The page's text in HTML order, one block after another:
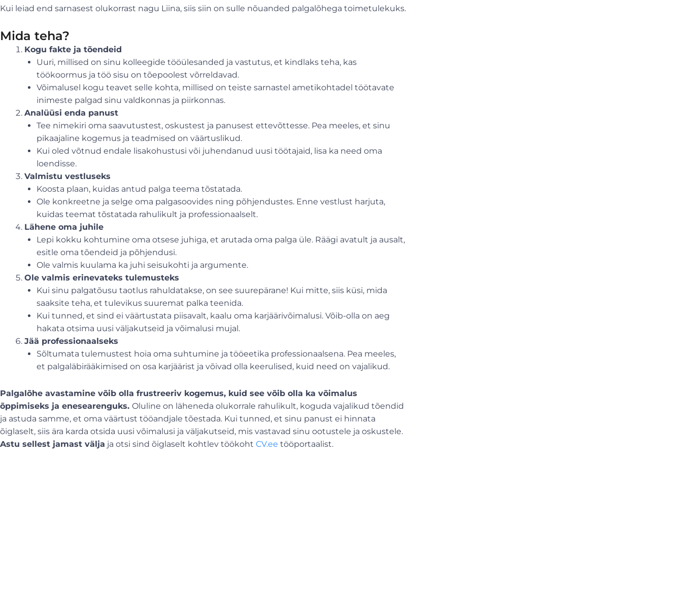
Kui leiad end sarnasest olukorrast nagu Liina, siis siin on sulle nõuanded palgalõhega toimetulekuks.
Mida teha?
Kogu fakte ja tõendeid
Uuri, millised on sinu kolleegide tööülesanded ja vastutus, et kindlaks teha, kas
töökoormus ja töö sisu on tõepoolest võrreldavad.
Võimalusel kogu teavet selle kohta, millised on teiste sarnastel ametikohtadel töötavate
inimeste palgad sinu valdkonnas ja piirkonnas.
Analüüsi enda panust
Tee nimekiri oma saavutustest, oskustest ja panusest ettevõttesse. Pea meeles, et sinu
pikaajaline kogemus ja teadmised on väärtuslikud.
Kui oled võtnud endale lisakohustusi või juhendanud uusi töötajaid, lisa ka need oma
loendisse.
Valmistu vestluseks
Koosta plaan, kuidas antud palga teema tõstatada.
Ole konkreetne ja selge oma palgasoovides ning põhjendustes. Enne vestlust harjuta,
kuidas teemat tõstatada rahulikult ja professionaalselt.
Lähene oma juhile
Lepi kokku kohtumine oma otsese juhiga, et arutada oma palga üle. Räägi avatult ja ausalt,
esitle oma tõendeid ja põhjendusi.
Ole valmis kuulama ka juhi seisukohti ja argumente.
Ole valmis erinevateks tulemusteks
Kui sinu palgatõusu taotlus rahuldatakse, on see suurepärane! Kui mitte, siis küsi, mida
saaksite teha, et tulevikus suuremat palka teenida.
Kui tunned, et sind ei väärtustata piisavalt, kaalu oma karjäärivõimalusi. Võib-olla on aeg
hakata otsima uusi väljakutseid ja võimalusi mujal.
Jää professionaalseks
Sõltumata tulemustest hoia oma suhtumine ja tööeetika professionaalsena. Pea meeles,
et palgaläbirääkimised on osa karjäärist ja võivad olla keerulised, kuid need on vajalikud.
Palgalõhe avastamine võib olla frustreeriv kogemus, kuid see võib olla ka võimalus
õppimiseks ja enesearenguks. Oluline on läheneda olukorrale rahulikult, koguda vajalikud tõendid
ja astuda samme, et oma väärtust tööandjale tõestada. Kui tunned, et sinu panust ei hinnata
õiglaselt, siis ära karda otsida uusi võimalusi ja väljakutseid, mis vastavad sinu ootustele ja oskustele.
Astu sellest jamast välja ja otsi sind õiglaselt kohtlev töökoht CV.ee tööportaalist.